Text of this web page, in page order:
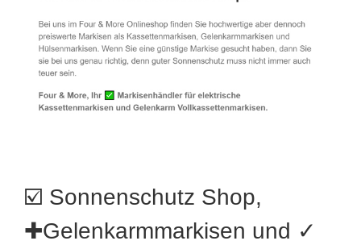
☑️ Sonnenschutz Shop,
✚Gelenkarmmarkisen und ✓